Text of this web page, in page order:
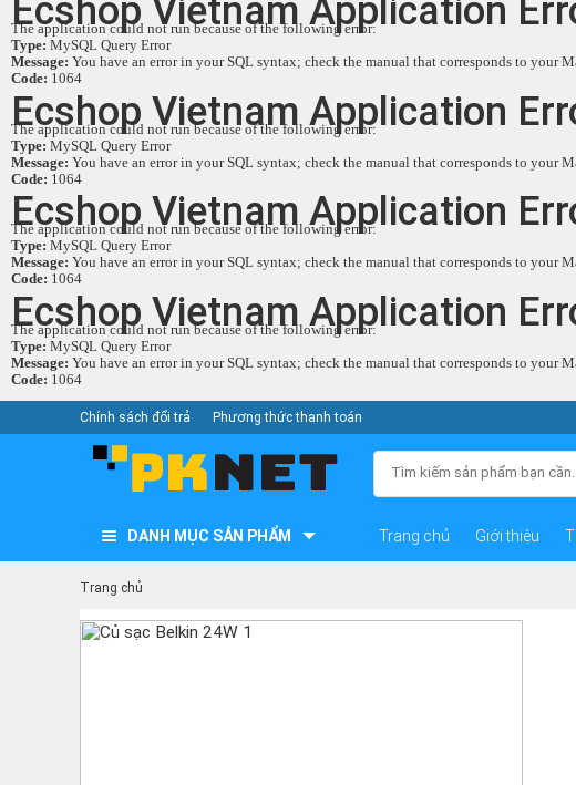
Ecshop Vietnam Application
The application could not run because of the following error:
Type: MySQL Query Error
Message: You have an error in your SQL syntax; check the manual that corresponds to your
Code: 1064
Ecshop Vietnam Application
The application could not run because of the following error:
Type: MySQL Query Error
Message: You have an error in your SQL syntax; check the manual that corresponds to your
Code: 1064
Ecshop Vietnam Application
The application could not run because of the following error:
Type: MySQL Query Error
Message: You have an error in your SQL syntax; check the manual that corresponds to your
Code: 1064
Ecshop Vietnam Application
The application could not run because of the following error:
Type: MySQL Query Error
Message: You have an error in your SQL syntax; check the manual that corresponds to your
Code: 1064
Chính sách đổi trả Phương thức thanh toán
DANH MỤC SẢN PHẨM Trang chủ Giới thiệu
Trang chủ